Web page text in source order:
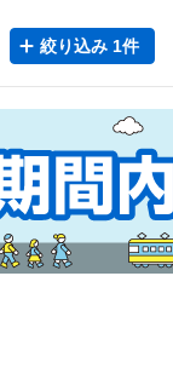
絞り込み 1件